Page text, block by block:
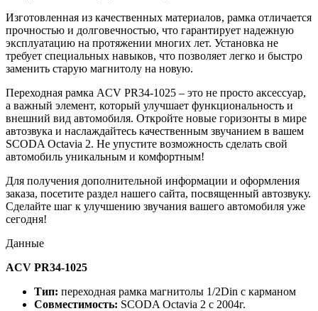
Изготовленная из качественных материалов, рамка отличается
прочностью и долговечностью, что гарантирует надежную
эксплуатацию на протяжении многих лет. Установка не
требует специальных навыков, что позволяет легко и быстро
заменить старую магнитолу на новую.
Переходная рамка ACV PR34-1025 – это не просто аксессуар,
а важный элемент, который улучшает функциональность и
внешний вид автомобиля. Откройте новые горизонты в мире
автозвука и наслаждайтесь качественным звучанием в вашем
SCODA Octavia 2. Не упустите возможность сделать свой
автомобиль уникальным и комфортным!
Для получения дополнительной информации и оформления
заказа, посетите раздел нашего сайта, посвященный автозвуку.
Сделайте шаг к улучшению звучания вашего автомобиля уже
сегодня!
Данные
ACV PR34-1025
Тип: переходная рамка магнитолы 1/2Din с карманом
Совместимость: SCODA Octavia 2 с 2004г.